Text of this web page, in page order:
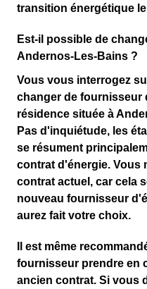
transition énergétique
Est-il possible de
Andernos-Les-Bains ?
Vous vous interrogez
changer de fournisseur
résidence située à
Pas d'inquiétude, les
se résument
contrat d'énergie. Vous
contrat actuel, car cela
nouveau fournisseur
aurez fait votre choix.
Il est même
fournisseur prendre en
ancien contrat. Si vous